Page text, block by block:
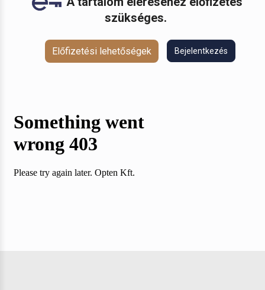
szükséges.
Előfizetési lehetőségek Bejelentkezés